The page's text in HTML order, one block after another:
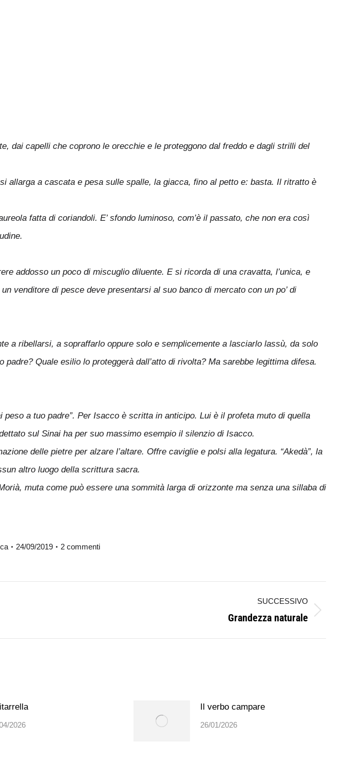
dai capelli che coprono le orecchie e le proteggono dal freddo e dagli strilli del
allarga a cascata e pesa sulle spalle, la giacca, fino al petto e: basta. Il ritratto è
fatta di coriandoli. E’ sfondo luminoso, com’è il passato, che non era così
addosso un poco di miscuglio diluente. E si ricorda di una cravatta, l’unica, e
venditore di pesce deve presentarsi al suo banco di mercato con un po’ di
a ribellarsi, a sopraffarlo oppure solo e semplicemente a lasciarlo lassù, da solo
Quale esilio lo proteggerà dall’atto di rivolta? Ma sarebbe legittima difesa.
a tuo padre”. Per Isacco è scritta in anticipo. Lui è il profeta muto di quella
sul Sinai ha per suo massimo esempio il silenzio di Isacco.
delle pietre per alzare l’altare. Offre caviglie e polsi alla legatura. “Akedà”, la
altro luogo della scrittura sacra.
muta come può essere una sommità larga di orizzonte ma senza una sillaba di
24/09/2019 2 commenti
SUCCESSIVO
post:
Grandezza naturale
2026
Il verbo campare
26/01/2026